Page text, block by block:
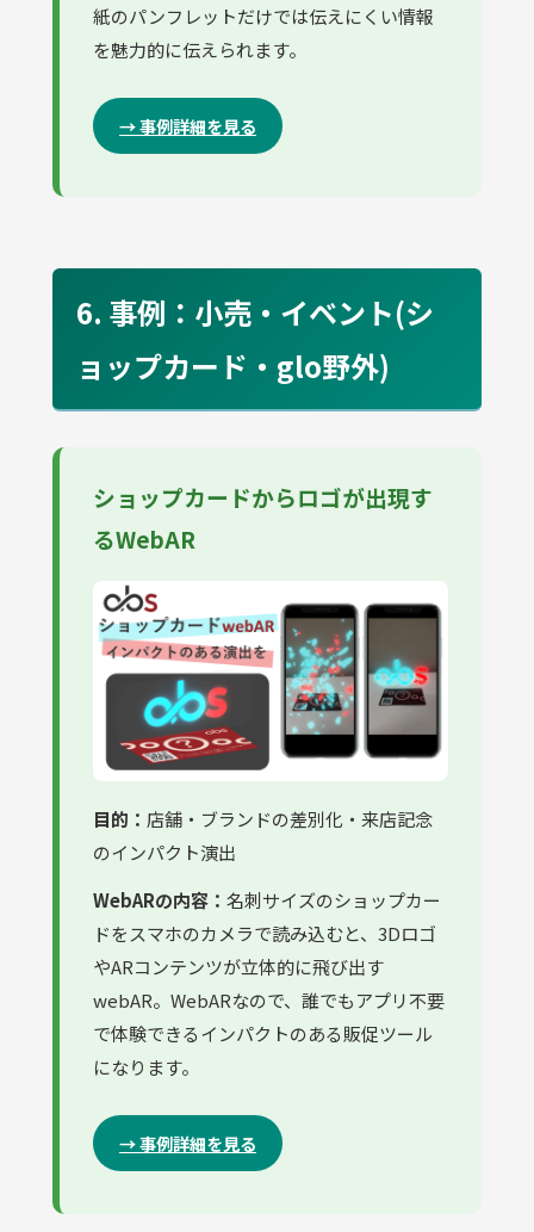
紙のパンフレットだけでは伝えにくい情報
を魅力的に伝えられます。
→ 事例詳細を見る
6. 事例：小売・イベント(シ
ョップカード・glo野外)
ショップカードからロゴが出現す
るWebAR
目的： 店舗・ブランドの差別化・来店記念
のインパクト演出
WebARの内容： 名刺サイズのショップカー
ドをスマホのカメラで読み込むと、3Dロゴ
やARコンテンツが立体的に飛び出す
webAR。WebARなので、誰でもアプリ不要
で体験できるインパクトのある販促ツール
になります。
→ 事例詳細を見る